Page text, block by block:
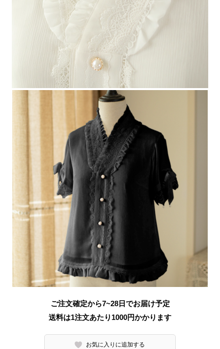
ご注文確定から7~28日でお届け予定
送料は1注文あたり 1000円かかります
お気に入りに追加する